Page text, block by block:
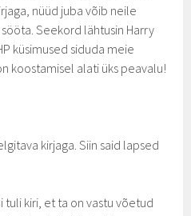
nüüd juba võib neile
Seekord lähtusin Harry
küsimused siduda meie
koostamisel alati üks peavalu!
kirjaga. Siin said lapsed
tuli kiri, et ta on vastu võetud